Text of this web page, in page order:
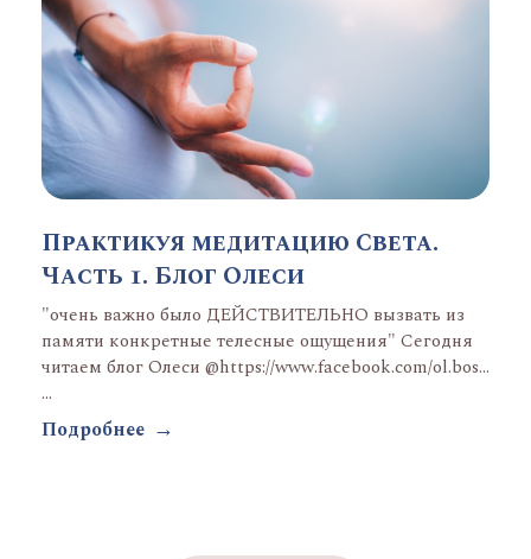
Практикуя медитацию Света.
Часть 1. Блог Олеси
"очень важно было ДЕЙСТВИТЕЛЬНО вызвать из
памяти конкретные телесные ощущения" Сегодня
читаем блог Олеси @https://www.facebook.com/ol.boss
...
Подробнее